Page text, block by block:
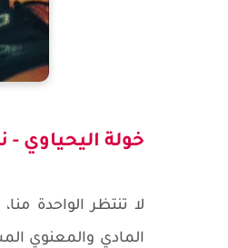
خولة اليحياوي
لا تنتظر الواحدة
المادي والمعنوي